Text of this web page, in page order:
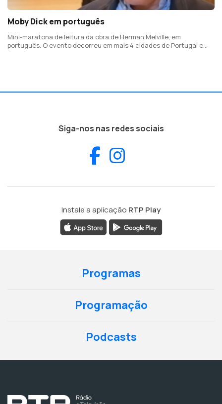
Moby Dick em português
Mini-maratona de leitura da obra de Herman Melville, em
português. O evento decorreu em mais 4 cidades de Portugal e
Siga-nos nas redes sociais
Facebook
Instale a aplicação RTP Play
Programas
Programação
Podcasts